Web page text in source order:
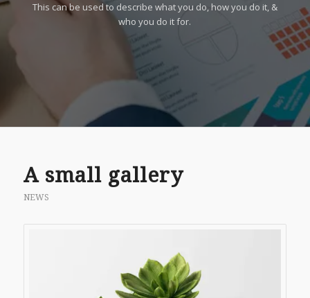
This can be used to describe what you do, how you do it, &
who you do it for.
A small gallery
NEWS